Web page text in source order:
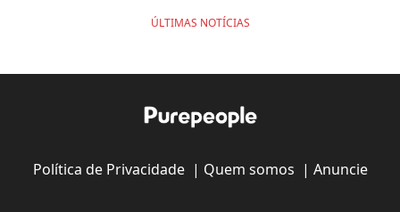
ÚLTIMAS NOTÍCIAS
Política de Privacidade| Quem somos | Anuncie